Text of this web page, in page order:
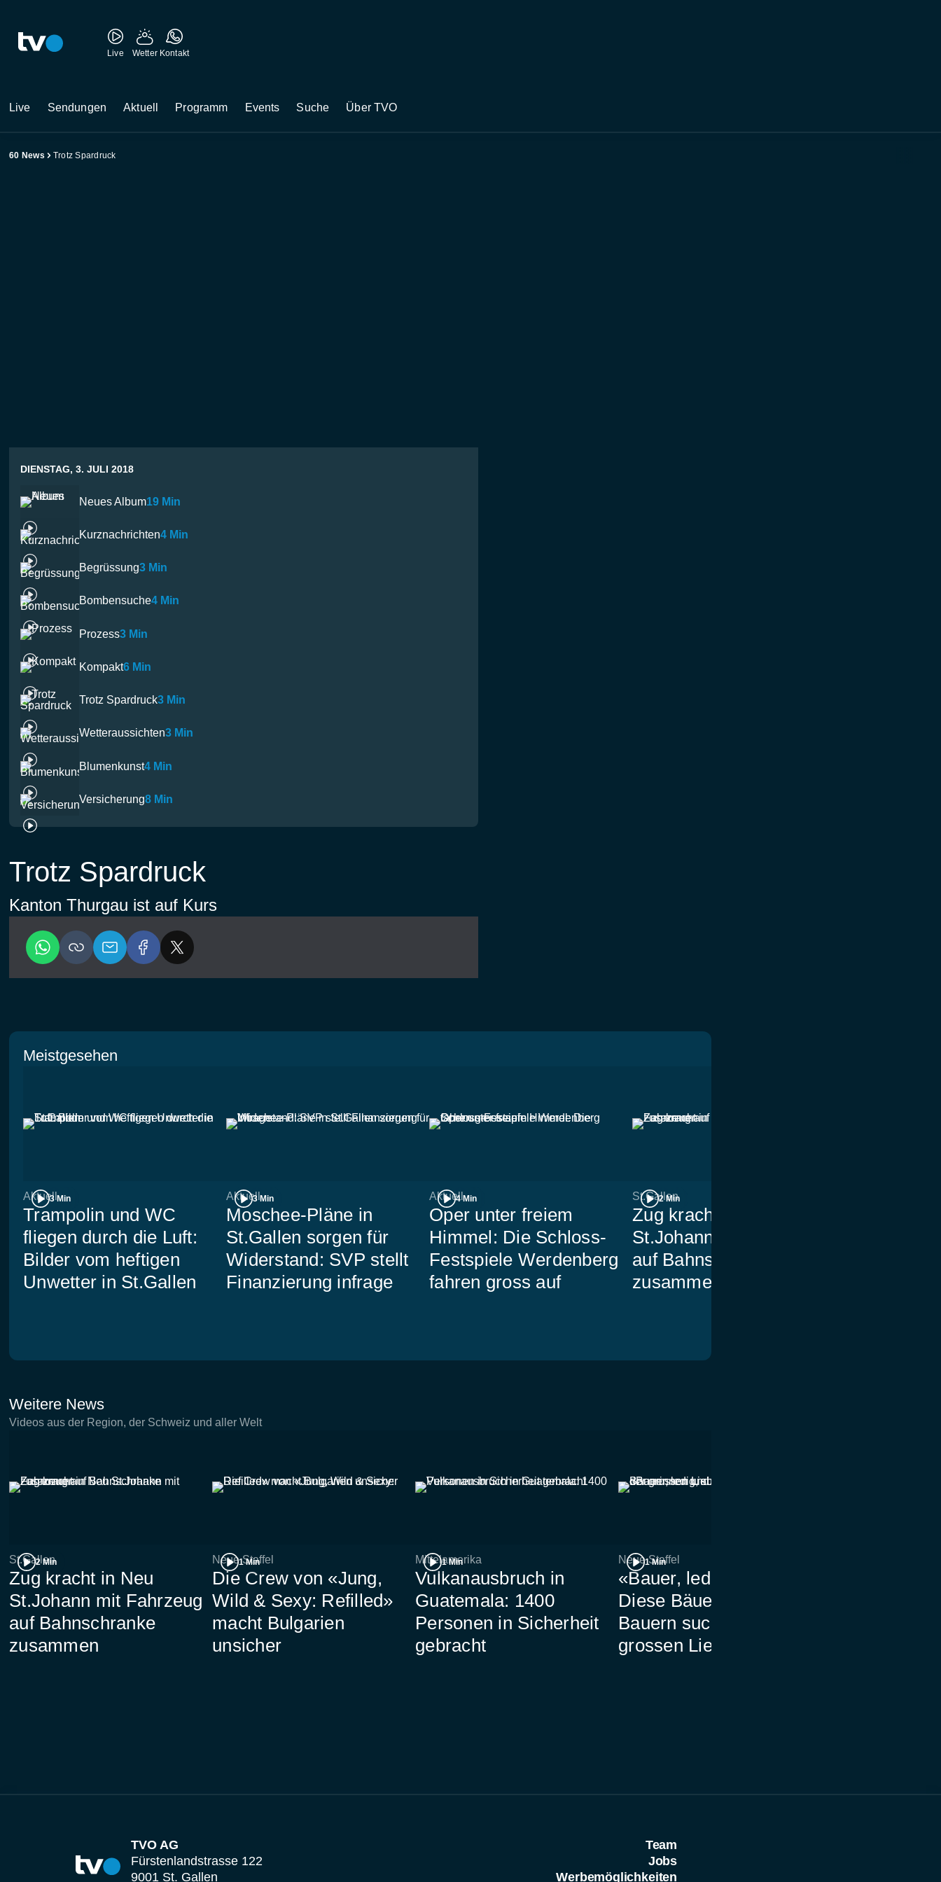
Live Wetter Kontakt
Live Sendungen Aktuell Programm Events Suche Über TVO
60 News Trotz Spardruck
DIENSTAG, 3. JULI 2018
Neues Album19 Min
Kurznachrichten4 Min
Begrüssung3 Min
Bombensuche4 Min
Prozess3 Min
Kompakt6 Min
Trotz Spardruck3 Min
Wetteraussichten3 Min
Blumenkunst4 Min
Versicherung8 Min
Trotz Spardruck
Kanton Thurgau ist auf Kurs
Meistgesehen
3 Min
Aktuell
Trampolin und WC
fliegen durch die Luft:
Bilder vom heftigen
Unwetter in St.Gallen
3 Min
Aktuell
Moschee-Pläne in
St.Gallen sorgen für
Widerstand: SVP stellt
Finanzierung infrage
4 Min
Aktuell
Oper unter freiem
Himmel: Die Schloss-
Festspiele Werdenberg
fahren gross auf
2 Min
St.Gallen
Zug kracht in Neu
St.Johann mit Fahrzeug
auf Bahnschranke
zusammen
Weitere News
Videos aus der Region, der Schweiz und aller Welt
2 Min
St.Gallen
Zug kracht in Neu
St.Johann mit Fahrzeug
auf Bahnschranke
zusammen
1 Min
Neue Staffel
Die Crew von «Jung,
Wild & Sexy: Refilled»
macht Bulgarien
unsicher
1 Min
Mittelamerika
Vulkanausbruch in
Guatemala: 1400
Personen in Sicherheit
gebracht
1 Min
Neue Staffel
«Bauer, ledig, sucht…»:
Diese Bäuerinnen und
Bauern suchen nach der
grossen Liebe
TVO AG
Fürstenlandstrasse 122
9001 St. Gallen
Team
Jobs
Werbemöglichkeiten